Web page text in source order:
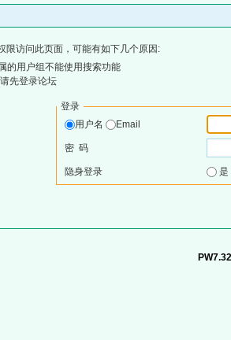
限访问此页面，可能有如下几个原因:
的用户组不能使用搜索功能
先登录论坛
登录
用户名
Email
密 码
隐身登录